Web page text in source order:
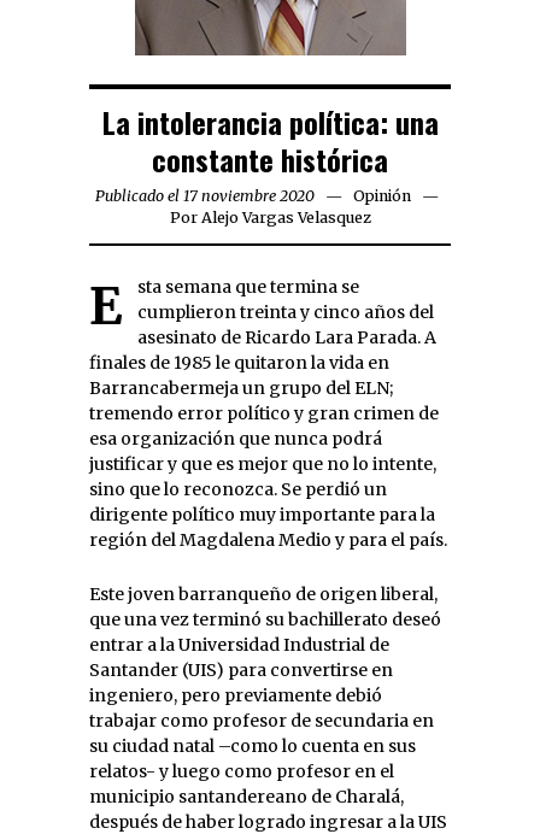
La intolerancia política: una
constante histórica
Publicado el 17 noviembre 2020
Opinión
Por Alejo Vargas Velasquez
Esta semana que termina se
cumplieron treinta y cinco años del
asesinato de Ricardo Lara Parada. A
finales de 1985 le quitaron la vida en
Barrancabermeja un grupo del ELN;
tremendo error político y gran crimen de
esa organización que nunca podrá
justificar y que es mejor que no lo intente,
sino que lo reconozca. Se perdió un
dirigente político muy importante para la
región del Magdalena Medio y para el país.
Este joven barranqueño de origen liberal,
que una vez terminó su bachillerato deseó
entrar a la Universidad Industrial de
Santander (UIS) para convertirse en
ingeniero, pero previamente debió
trabajar como profesor de secundaria en
su ciudad natal –como lo cuenta en sus
relatos- y luego como profesor en el
municipio santandereano de Charalá,
después de haber logrado ingresar a la UIS